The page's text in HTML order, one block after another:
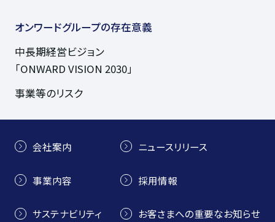
オンワードグループの存在意義
中長期経営ビジョン
「ONWARD VISION 2030」
事業等のリスク
会社案内
事業内容
サステナビリティ
ニュースリリース
採用情報
お客さまへの重要なお知らせ